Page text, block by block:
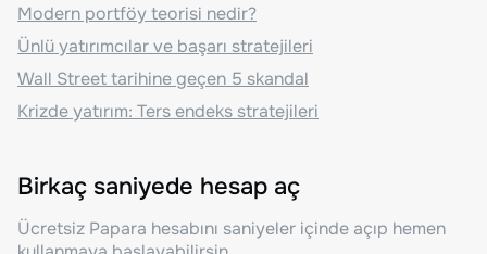
Modern portföy teorisi nedir?
Ünlü yatırımcılar ve başarı stratejileri
Wall Street tarihine geçen 5 skandal
Krizde yatırım: Ters endeks stratejileri
Birkaç saniyede hesap aç
Ücretsiz Papara hesabını saniyeler içinde açıp hemen